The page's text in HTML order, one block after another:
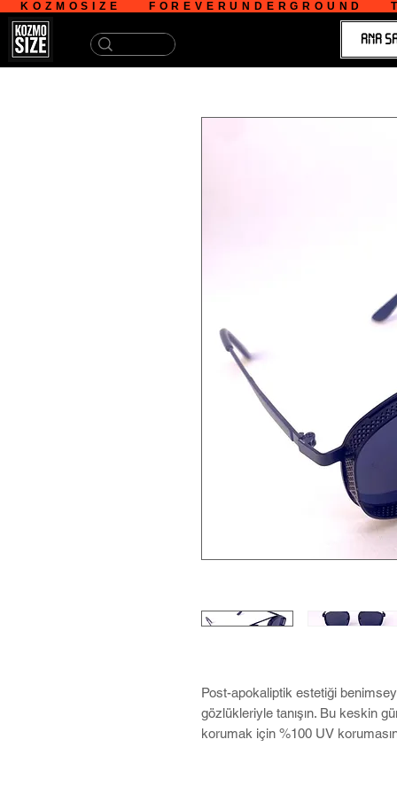
KOZMOSIZE    FOREVERUNDERGROUND
ANA
Post-apokaliptik estetiği
gözlükleriyle tanışın. Bu keskin
korumak için %100 UV